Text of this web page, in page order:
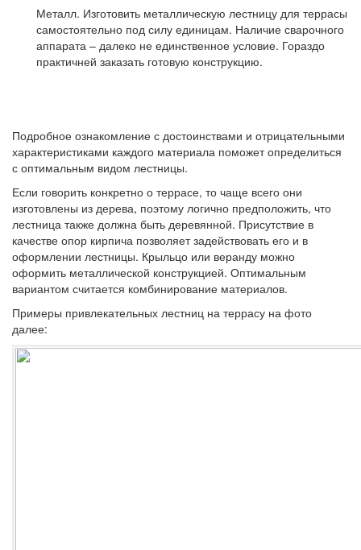
Металл. Изготовить металлическую лестницу для террасы
самостоятельно под силу единицам. Наличие сварочного
аппарата – далеко не единственное условие. Гораздо
практичней заказать готовую конструкцию.
Подробное ознакомление с достоинствами и отрицательными
характеристиками каждого материала поможет определиться
с оптимальным видом лестницы.
Если говорить конкретно о террасе, то чаще всего они
изготовлены из дерева, поэтому логично предположить, что
лестница также должна быть деревянной. Присутствие в
качестве опор кирпича позволяет задействовать его и в
оформлении лестницы. Крыльцо или веранду можно
оформить металлической конструкцией. Оптимальным
вариантом считается комбинирование материалов.
Примеры привлекательных лестниц на террасу на фото
далее: